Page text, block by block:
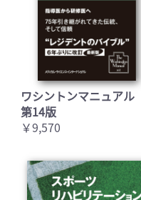
ワシントンマニュアル
第14版
￥9,570